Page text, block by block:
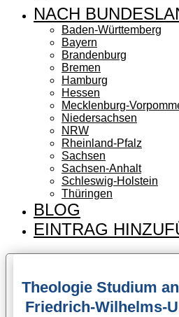
NACH
Baden-Württemberg
Bayern
Brandenburg
Bremen
Hamburg
Hessen
Mecklenburg-
Niedersachsen
NRW
Rheinland-Pfalz
Sachsen
Sachsen-Anhalt
Schleswig-Holstein
Thüringen
BLOG
EINTRAG
Theologie Studium
Friedrich-Wilhelms-